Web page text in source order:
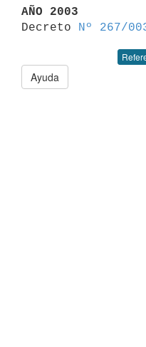
AÑO 2003
Decreto
Nº 267/
Ayuda